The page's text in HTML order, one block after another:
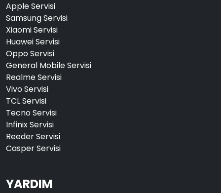
Apple Servisi
Samsung Servisi
Xiaomi Servisi
Huawei Servisi
Oppo Servisi
General Mobile Servisi
Realme Servisi
Vivo Servisi
TCL Servisi
Tecno Servisi
Infinix Servisi
Reeder Servisi
Casper Servisi
YARDIM